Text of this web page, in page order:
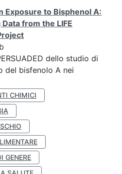
Exposure to Bisphenol A:
from the LIFE
dello studio di
del bisfenolo A nei
CHIMICI
GENERE